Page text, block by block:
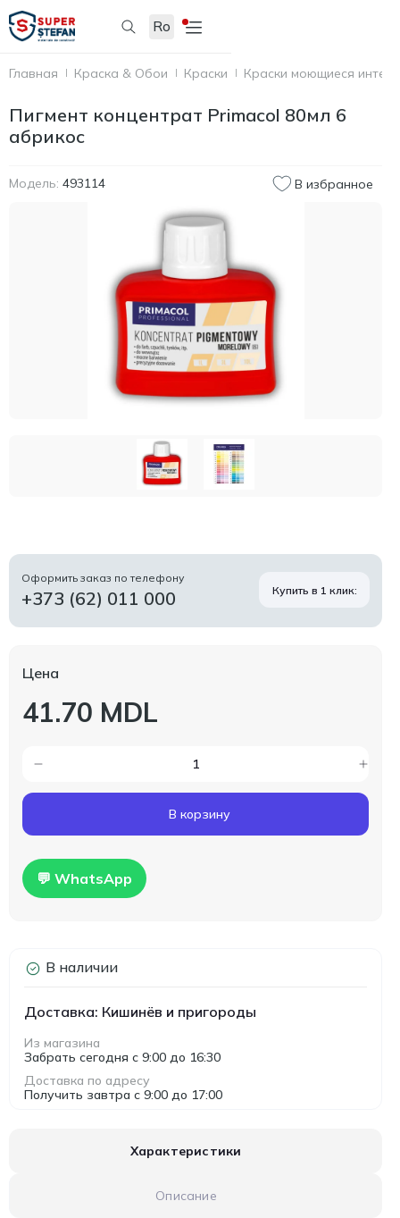
Ro
Главная Краска & Обои Краски Краски моющиеся
Пигмент концентрат Primacol 80мл 6
абрикос
Модель: 493114 В избранное
Оформить заказ по телефону
+373 (62) 011 000 Купить в 1 клик:
Цена
41.70 MDL
В корзину
💬 WhatsApp
В наличии
Доставка: Кишинёв и пригороды
Из магазина
Забрать сегодня с 9:00 до 16:30
Доставка по адресу
Получить завтра с 9:00 до 17:00
Характеристики
Описание